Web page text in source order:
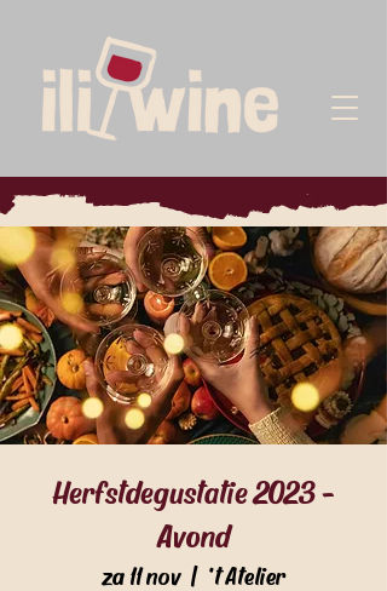
Herfstdegustatie 2023 -
Avond
za 11 nov
  |
't Atelier